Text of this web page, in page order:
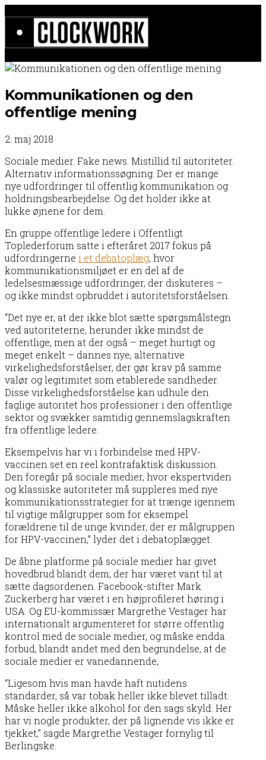
Kommunikationen og den
offentlige mening
2. maj 2018
Sociale medier. Fake news. Mistillid til autoriteter.
Alternativ informationssøgning. Der er mange
nye udfordringer til offentlig kommunikation og
holdningsbearbejdelse. Og det holder ikke at
lukke øjnene for dem.
En gruppe offentlige ledere i Offentligt
Toplederforum satte i efteråret 2017 fokus på
udfordringerne i et debatoplæg, hvor
kommunikationsmiljøet er en del af de
ledelsesmæssige udfordringer, der diskuteres –
og ikke mindst opbruddet i autoritetsforståelsen.
“Det nye er, at der ikke blot sætte spørgsmålstegn
ved autoriteterne, herunder ikke mindst de
offentlige, men at der også – meget hurtigt og
meget enkelt – dannes nye, alternative
virkelighedsforståelser, der gør krav på samme
valør og legitimitet som etablerede sandheder.
Disse virkelighedsforståelse kan udhule den
faglige autoritet hos professioner i den offentlige
sektor og svækker samtidig gennemslagskraften
fra offentlige ledere.
Eksempelvis har vi i forbindelse med HPV-
vaccinen set en reel kontrafaktisk diskussion.
Den foregår på sociale medier, hvor ekspertviden
og klassiske autoriteter må suppleres med nye
kommunikationsstrategier for at trænge igennem
til vigtige målgrupper som for eksempel
forældrene til de unge kvinder, der er målgruppen
for HPV-vaccinen,” lyder det i debatoplægget.
De åbne platforme på sociale medier har givet
hovedbrud blandt dem, der har været vant til at
sætte dagsordenen. Facebook-stifter Mark
Zuckerberg har været i en højprofileret høring i
USA. Og EU-kommissær Margrethe Vestager har
internationalt argumenteret for større offentlig
kontrol med de sociale medier, og måske endda
forbud, blandt andet med den begrundelse, at de
sociale medier er vanedannende,
“Ligesom hvis man havde haft nutidens
standarder, så var tobak heller ikke blevet tilladt.
Måske heller ikke alkohol for den sags skyld. Her
har vi nogle produkter, der på lignende vis ikke er
tjekket,” sagde Margrethe Vestager fornylig til
Berlingske.